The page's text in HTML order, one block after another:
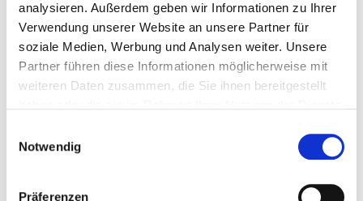
analysieren. Außerdem geben wir Informationen zu Ihrer
Verwendung unserer Website an unsere Partner für
soziale Medien, Werbung und Analysen weiter. Unsere
Partner führen diese Informationen möglicherweise mit
weiteren Daten zusammen, die Sie ihnen bereitgestellt
Notwendig
Präferenzen
Schutzfolie für Beleuchtung